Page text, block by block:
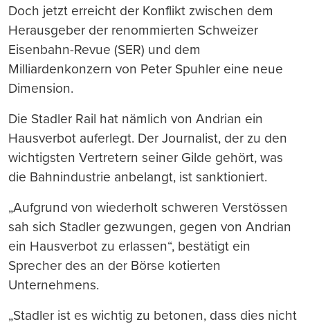
Doch jetzt erreicht der Konflikt zwischen dem
Herausgeber der renommierten Schweizer
Eisenbahn-Revue (SER) und dem
Milliardenkonzern von Peter Spuhler eine neue
Dimension.
Die Stadler Rail hat nämlich von Andrian ein
Hausverbot auferlegt. Der Journalist, der zu den
wichtigsten Vertretern seiner Gilde gehört, was
die Bahnindustrie anbelangt, ist sanktioniert.
„Aufgrund von wiederholt schweren Verstössen
sah sich Stadler gezwungen, gegen von Andrian
ein Hausverbot zu erlassen“, bestätigt ein
Sprecher des an der Börse kotierten
Unternehmens.
„Stadler ist es wichtig zu betonen, dass dies nicht